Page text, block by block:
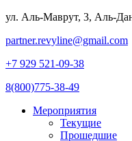
ул. Аль-Маврут, 3, Аль-
partner.revyline@gmail.com
+7 929 521-09-38
8(800)775-38-49
Мероприятия
Текущие
Прошедшие